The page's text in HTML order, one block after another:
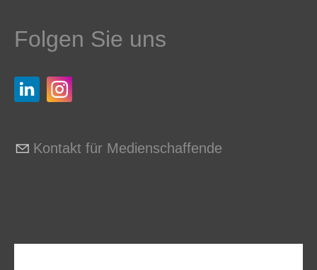
Folgen Sie uns
Kontakt für Medienschaffende